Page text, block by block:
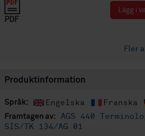
PDF
Lägg i
Fler
Produktinformation
Språk: Engelska Franska
Framtagen av:
AGS 440
SIS/TK 134/AG 01